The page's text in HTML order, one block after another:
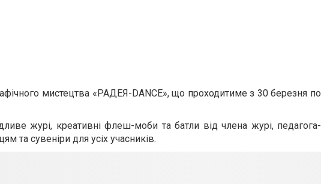
мистецтва «РАДЕЯ-DANCE», що проходитиме з 30 березня по
журі, креативні флеш-моби та батли від члена журі, педагога-
та сувеніри для усіх учасників.